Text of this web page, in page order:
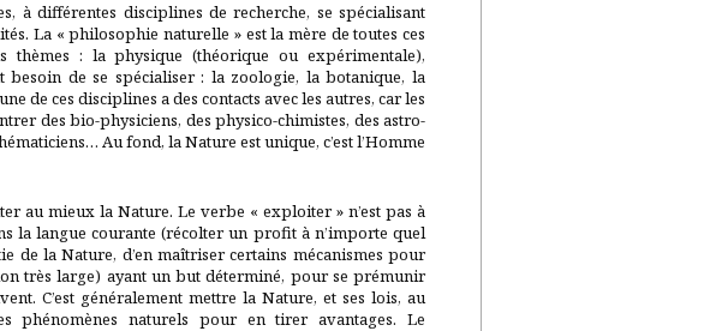
à différentes disciplines de recherche, se spécialisant
La « philosophie naturelle » est la mère de toutes ces
thèmes : la physique (théorique ou expérimentale),
de se spécialiser : la zoologie, la botanique, la
de ces disciplines a des contacts avec les autres, car les
des bio-physiciens, des physico-chimistes, des astro-
Au fond, la Nature est unique, c’est l’Homme
au mieux la Nature. Le verbe « exploiter » n’est pas à
la langue courante (récolter un profit à n’importe quel
la Nature, d’en maîtriser certains mécanismes pour
très large) ayant un but déterminé, pour se prémunir
C’est généralement mettre la Nature, et ses lois, au
phénomènes naturels pour en tirer avantages. Le